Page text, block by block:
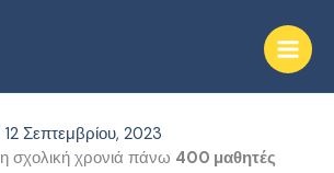
12 Σεπτεμβρίου, 2023
σχολική χρονιά πάνω 400 μαθητές